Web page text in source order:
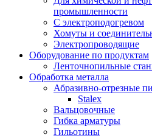
промышленности
С электроподогревом
Хомуты и
Электропроводящие
Оборудование по продуктам
Ленточнопильные
Обработка металла
Абразивно-отрезные
Stalex
Вальцовочные
Гибка арматуры
Гильотины